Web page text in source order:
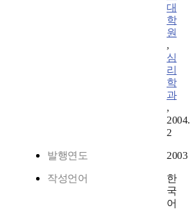
대
학
원
,
심
리
학
과
,
2004.
2
발행연도 2003
작성언어
한
국
어